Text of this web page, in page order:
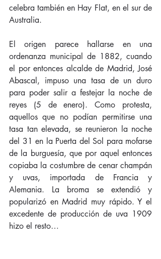
celebra también en Hay Flat, en el sur de
Australia.
El origen parece hallarse en una
ordenanza municipal de 1882, cuando
el por entonces alcalde de Madrid, José
Abascal, impuso una tasa de un duro
para poder salir a festejar la noche de
reyes (5 de enero). Como protesta,
aquellos que no podían permitirse una
tasa tan elevada, se reunieron la noche
del 31 en la Puerta del Sol para mofarse
de la burguesía, que por aquel entonces
copiaba la costumbre de cenar champán
y uvas, importada de Francia y
Alemania. La broma se extendió y
popularizó en Madrid muy rápido. Y el
excedente de producción de uva 1909
hizo el resto…